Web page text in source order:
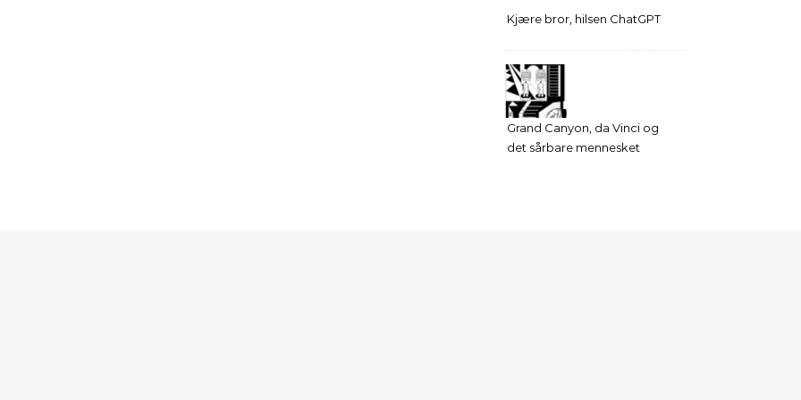
Kjære bror, hilsen ChatGPT
Grand Canyon, da Vinci og
det sårbare mennesket